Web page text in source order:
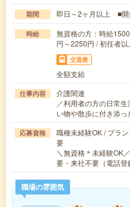
期間 即日～2ヶ月以上 ■開
時給
無資格の方：時給
円～2250円 / 初任者
交通費
全額支給
仕事内容
介護関連
／利用者の方の日常
い物や散歩に付き添
応募資格
職種未経験OK / ブラ
要
＼無資格＊未経験OK
要・来社不要（電話
職場の雰囲気